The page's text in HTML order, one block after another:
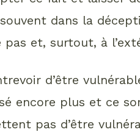
dans la
pas et, surtout, à
d’être
encore plus et ce
pas d’être